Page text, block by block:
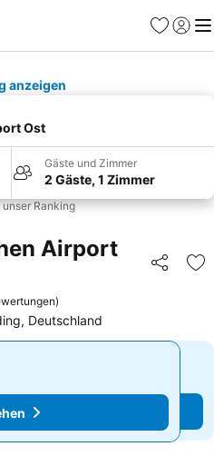
Favoriten
anzeigen
Ost
Gäste und Zimmer
2 Gäste, 1 Zimmer
Ranking
Airport
Teilen
)
Deutschland
sehen